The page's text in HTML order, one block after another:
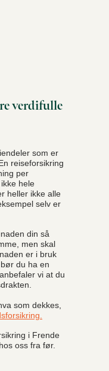
verdifulle
som er
reiseforsikring
per
hele
heller ikke alle
selv er
din så
men skal
er i bruk
du ha en
vi at du
som dekkes,
i Frende
oss fra før.